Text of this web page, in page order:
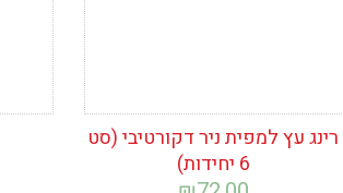
רינג עץ למפית ניר דקורטיבי (סט
6 יחידות)